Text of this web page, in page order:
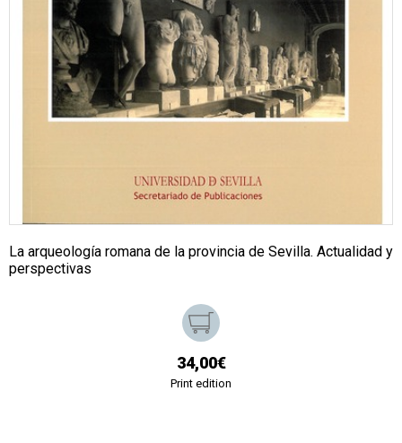
La arqueología romana de la provincia de Sevilla. Actualidad y
perspectivas
34,00€
Print edition